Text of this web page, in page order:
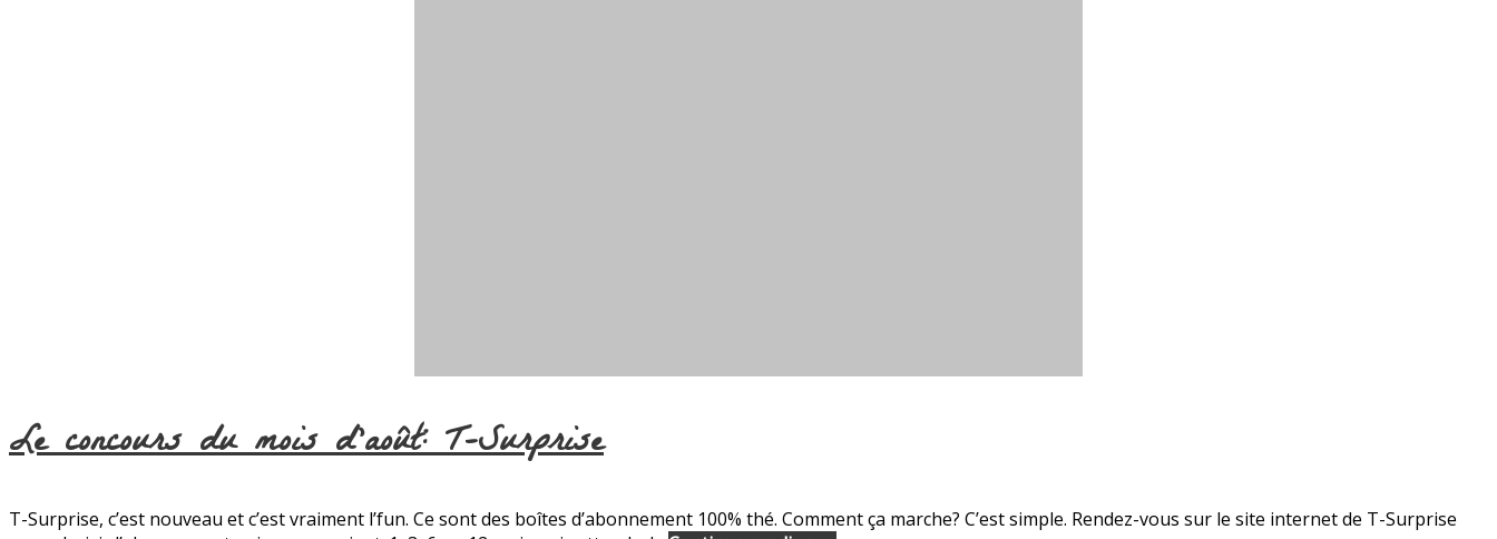
Le concours du mois d’août: T-Surprise
T-Surprise, c’est nouveau et c’est vraiment l’fun. Ce sont des boîtes d’abonnement 100% thé. Comment ça marche? C’est simple. Rendez-vous sur le site internet de T-Surprise